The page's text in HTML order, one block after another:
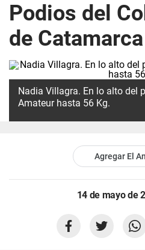
Podios del
de
Nadia Villagra. En lo alto del
Amateur hasta 56 Kg.
Agregar El
14 de mayo de